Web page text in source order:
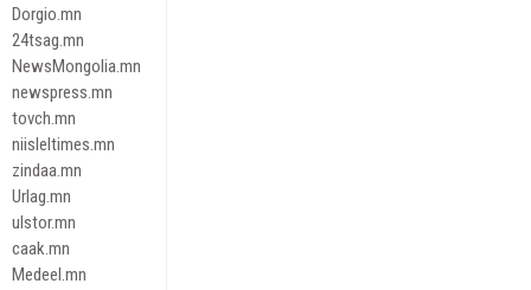
Dorgio.mn
24tsag.mn
NewsMongolia.mn
newspress.mn
tovch.mn
niisleltimes.mn
zindaa.mn
Urlag.mn
ulstor.mn
caak.mn
Medeel.mn